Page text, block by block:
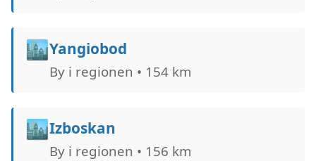
🏙️Yangiobod
By i regionen • 154 km
🏙️Izboskan
By i regionen • 156 km